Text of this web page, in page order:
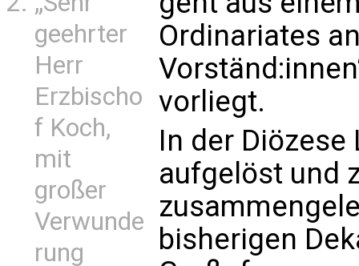
geehrter
Herr
Erzbischo
f Koch,
mit
großer
Verwunde
rung
Ordinariates
vorliegt.
In der
aufgelöst und
bisherigen